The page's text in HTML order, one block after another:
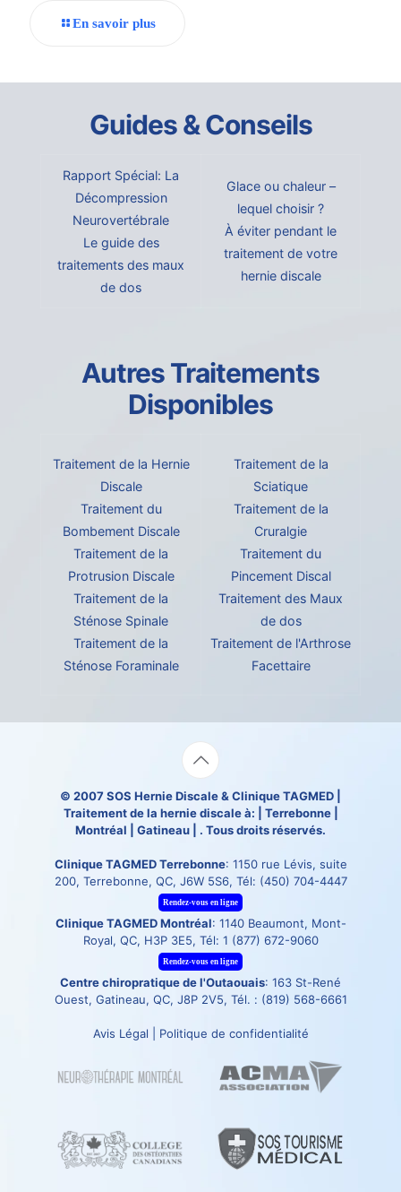
En savoir plus
Guides & Conseils
Rapport Spécial: La
Décompression
Neurovertébrale
Le guide des
traitements des maux
de dos
Glace ou chaleur –
lequel choisir ?
À éviter pendant le
traitement de votre
hernie discale
Autres Traitements
Disponibles
Traitement de la Hernie
Discale
Traitement du
Bombement Discale
Traitement de la
Protrusion Discale
Traitement de la
Sténose Spinale
Traitement de la
Sténose Foraminale
Traitement de la
Sciatique
Traitement de la
Cruralgie
Traitement du
Pincement Discal
Traitement des Maux
de dos
Traitement de l'Arthrose
Facettaire
© 2007SOS Hernie Discale&Clinique TAGMED
Traitement de la hernie discale à: | Terrebonne |
Montréal | Gatineau | . Tous droits réservés.
Clinique TAGMED Terrebonne: 1150 rue Lévis, suite
200, Terrebonne, QC, J6W 5S6, Tél: (450) 704-4447
Rendez-vous en ligne
Clinique TAGMED Montréal: 1140 Beaumont, Mont-
Royal, QC, H3P 3E5, Tél: 1 (877) 672-9060
Rendez-vous en ligne
Centre chiropratique de l'Outaouais: 163 St-René
Ouest, Gatineau, QC, J8P 2V5, Tél. : (819) 568-6661
Avis Légal Politique de confidentialité